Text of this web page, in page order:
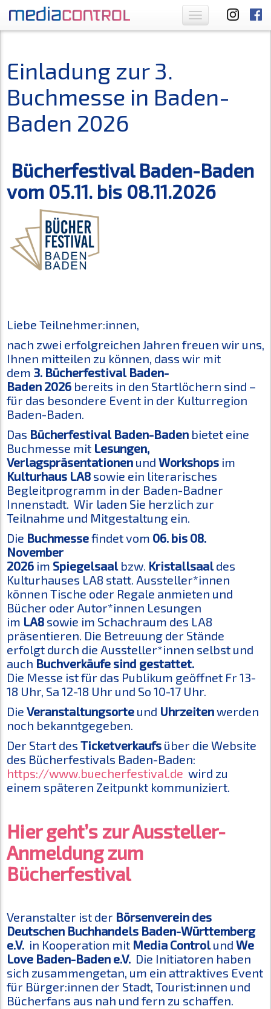
Toggle
navigation
Einladung zur 3.
Buchmesse in Baden-
Baden 2026
Bücherfestival Baden-Baden
vom 05.11. bis 08.11.2026
Liebe Teilnehmer:innen,
nach zwei erfolgreichen Jahren freuen wir uns,
Ihnen mitteilen zu können, dass wir mit
dem 3. Bücherfestival Baden-
Baden 2026 bereits in den Startlöchern sind –
für das besondere Event in der Kulturregion
Baden-Baden.
Das Bücherfestival Baden-Baden bietet eine
Buchmesse mit Lesungen,
Verlagspräsentationen und Workshops im
Kulturhaus LA8 sowie ein literarisches
Begleitprogramm in der Baden-Badner
Innenstadt. Wir laden Sie herzlich zur
Teilnahme und Mitgestaltung ein.
Die Buchmessefindet vom 06. bis 08.
November
2026 im Spiegelsaalbzw. Kristallsaaldes
Kulturhauses LA8 statt. Aussteller*innen
können Tische oder Regale anmieten und
Bücher oder Autor*innen Lesungen
im LA8 sowie im Schachraum des LA8
präsentieren. Die Betreuung der Stände
erfolgt durch die Aussteller*innen selbst und
auch Buchverkäufe sind gestattet.
Die Messe ist für das Publikum geöffnet Fr 13-
18 Uhr, Sa 12-18 Uhr und So 10-17 Uhr.
Die Veranstaltungsorte und Uhrzeitenwerden
noch bekanntgegeben.
Der Start des Ticketverkaufs über die Website
des Bücherfestivals Baden-Baden:
https://www.buecherfestival.de wird zu
einem späteren Zeitpunkt kommuniziert.
Hier geht’s zur Aussteller-
Anmeldung zum
Bücherfestival
Veranstalter ist der Börsenverein des
Deutschen Buchhandels Baden-Württemberg
e.V. in Kooperation mit Media Controlund We
Love Baden-Baden e.V. Die Initiatoren haben
sich zusammengetan, um ein attraktives Event
für Bürger:innen der Stadt, Tourist:innen und
Bücherfans aus nah und fern zu schaffen.